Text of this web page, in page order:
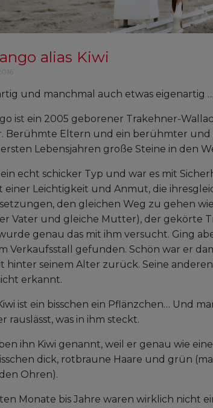
alias Kiwi
und manchmal auch etwas eigenartig …
ist ein 2005 geborener Trakehner-
Berühmte Eltern und ein berühmter
Lebensjahren große Steine in den
ein echt schicker Typ und war es mit
einer Leichtigkeit und Anmut, die
den gleichen Weg zu gehen
Vater und gleiche Mutter), der gekörte
genau das mit ihm versucht. Ging
Verkaufsstall gefunden. Schön war er
hinter seinem Alter zurück. Seine
erkannt.
ist ein bisschen ein Pflänzchen… Und
rauslässt, was in ihm steckt.
ihn Kiwi genannt, weil er genau wie
dick, rotbraune Haare und grün
Ohren).
Monate bis Jahre waren wirklich nicht